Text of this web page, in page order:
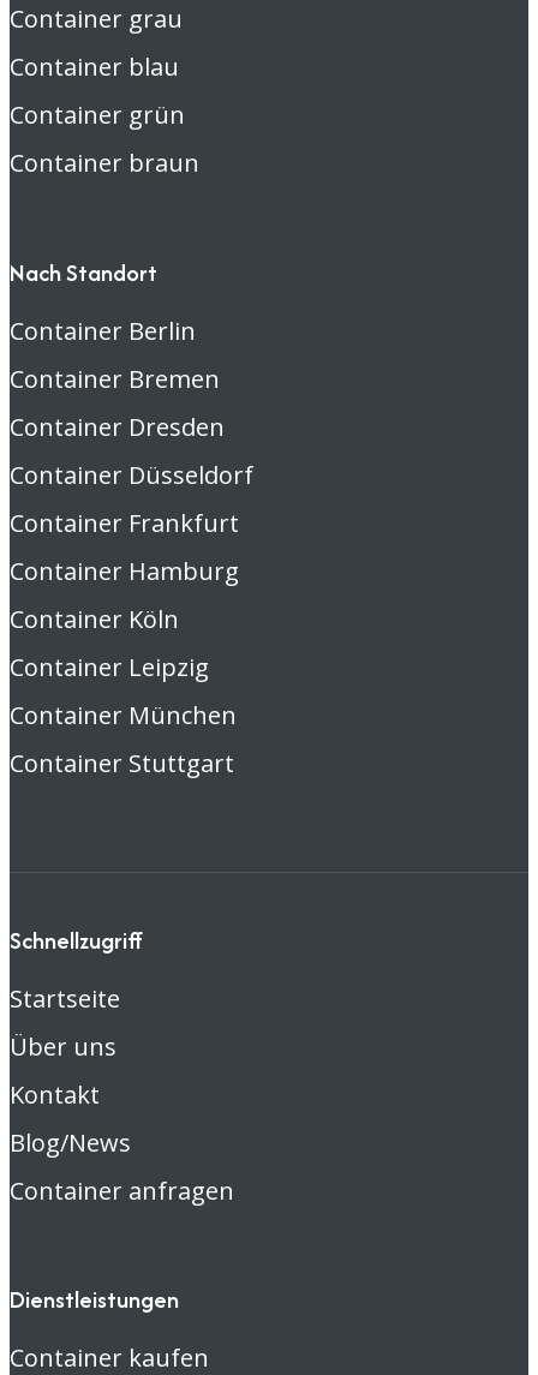
Container grau
Container blau
Container grün
Container braun
Nach Standort
Container Berlin
Container Bremen
Container Dresden
Container Düsseldorf
Container Frankfurt
Container Hamburg
Container Köln
Container Leipzig
Container München
Container Stuttgart
Schnellzugriff
Startseite
Über uns
Kontakt
Blog/News
Container anfragen
Dienstleistungen
Container kaufen